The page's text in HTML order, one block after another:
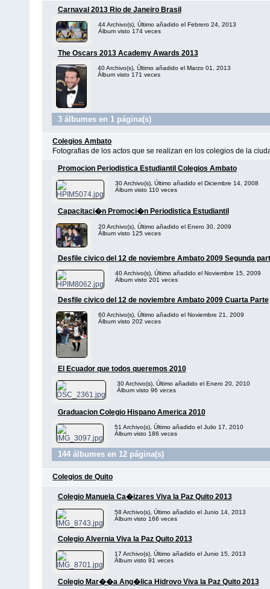
Carnaval 2013 Rio de Janeiro Brasil
44 Archivo(s), Último añadido el Febrero 24, 2013
Álbum visto 174 veces
The Oscars 2013 Academy Awards 2013
40 Archivo(s), Último añadido el Marzo 01, 2013
Álbum visto 171 veces
3 álbumes en 1 página(s)
Colegios Ambato
Fotografias de los actos que se realizan en los colegios de la
Promocion Periodistica Estudiantil Colegios Ambato
30 Archivo(s), Último añadido el Diciembre 14, 2008
Álbum visto 110 veces
Capacitaci�n Promoci�n Periodistica Estudiantil
20 Archivo(s), Último añadido el Enero 30, 2009
Álbum visto 125 veces
Desfile civico del 12 de noviembre Ambato 2009 Segunda
40 Archivo(s), Último añadido el Noviembre 15, 2009
Álbum visto 201 veces
Desfile civico del 12 de noviembre Ambato 2009 Cuarta Parte
60 Archivo(s), Último añadido el Noviembre 21, 2009
Álbum visto 202 veces
El Ecuador que todos queremos 2010
30 Archivo(s), Último añadido el Enero 20, 2010
Álbum visto 96 veces
Graduacion Colegio Hispano America 2010
51 Archivo(s), Último añadido el Julio 17, 2010
Álbum visto 186 veces
144 álbumes en 12 página(s)
Colegios de Quito
Colegio Manuela Ca�izares Viva la Paz Quito 2013
58 Archivo(s), Último añadido el Junio 14, 2013
Álbum visto 166 veces
Colegio Alvernia Viva la Paz Quito 2013
17 Archivo(s), Último añadido el Junio 15, 2013
Álbum visto 91 veces
Colegio Mar��a Ang�lica Hidrovo Viva la Paz Quito 2013